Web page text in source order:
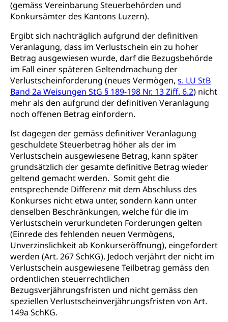
(gemäss Vereinbarung Steuerbehörden und
Konkursämter des Kantons Luzern).
Ergibt sich nachträglich aufgrund der definitiven
Veranlagung, dass im Verlustschein ein zu hoher
Betrag ausgewiesen wurde, darf die Bezugsbehörde
im Fall einer späteren Geltendmachung der
Verlustscheinforderung (neues Vermögen, s. LU StB
Band 2a Weisungen StG § 189-198 Nr. 13 Ziff. 6.2) nicht
mehr als den aufgrund der definitiven Veranlagung
noch offenen Betrag einfordern.
Ist dagegen der gemäss definitiver Veranlagung
geschuldete Steuerbetrag höher als der im
Verlustschein ausgewiesene Betrag, kann später
grundsätzlich der gesamte definitive Betrag wieder
geltend gemacht werden. Somit geht die
entsprechende Differenz mit dem Abschluss des
Konkurses nicht etwa unter, sondern kann unter
denselben Beschränkungen, welche für die im
Verlustschein verurkundeten Forderungen gelten
(Einrede des fehlenden neuen Vermögens,
Unverzinslichkeit ab Konkurseröffnung), eingefordert
werden (Art. 267 SchKG). Jedoch verjährt der nicht im
Verlustschein ausgewiesene Teilbetrag gemäss den
ordentlichen steuerrechtlichen
Bezugsverjährungsfristen und nicht gemäss den
speziellen Verlustscheinverjährungsfristen von Art.
149a SchKG.